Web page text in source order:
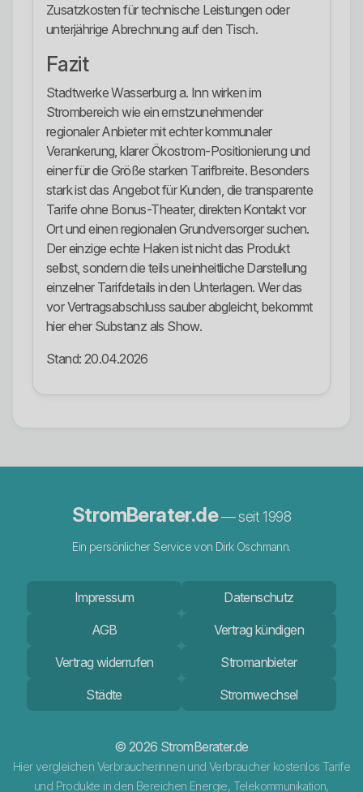
Zusatzkosten für technische Leistungen oder
unterjährige Abrechnung auf den Tisch.
Fazit
Stadtwerke Wasserburg a. Inn wirken im
Strombereich wie ein ernstzunehmender
regionaler Anbieter mit echter kommunaler
Verankerung, klarer Ökostrom-Positionierung und
einer für die Größe starken Tarifbreite. Besonders
stark ist das Angebot für Kunden, die transparente
Tarife ohne Bonus-Theater, direkten Kontakt vor
Ort und einen regionalen Grundversorger suchen.
Der einzige echte Haken ist nicht das Produkt
selbst, sondern die teils uneinheitliche Darstellung
einzelner Tarifdetails in den Unterlagen. Wer das
vor Vertragsabschluss sauber abgleicht, bekommt
hier eher Substanz als Show.
Stand: 20.04.2026
StromBerater.de— seit 1998
Ein persönlicher Service von Dirk Oschmann.
Impressum
Datenschutz
AGB
Vertrag kündigen
Vertrag widerrufen
Stromanbieter
Städte
Stromwechsel
© 2026 StromBerater.de
Hier vergleichen Verbraucherinnen und Verbraucher kostenlos Tarife
und Produkte in den Bereichen Energie, Telekommunikation,